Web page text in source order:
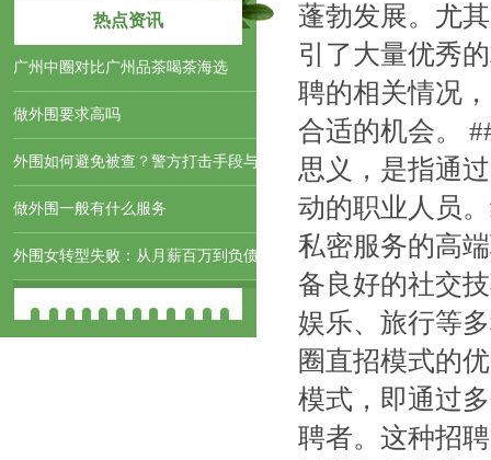
热点资讯
‌广州中圈对比广州品茶喝茶海选‌
做外围要求高吗
外围如何避免被查？警方打击手段与
做外围一般有什么服务
外围女转型失败：从月薪百万到负债
蓬勃发展。尤
引了大量优秀
聘的相关情况
合适的机会。
思义，是指通
动的职业人员
私密服务的高
备良好的社交
娱乐、旅行等
圈直招模式的
模式，即通过
聘者。这种招